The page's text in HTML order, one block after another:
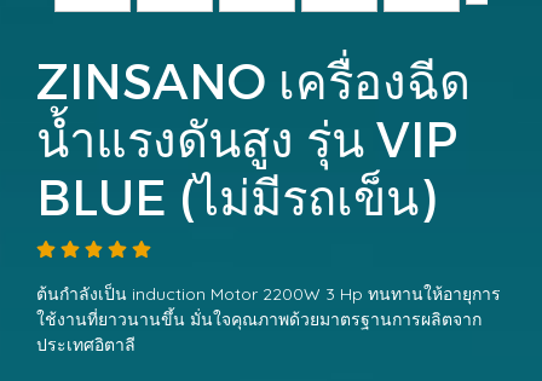
ZINSANO เครื่องฉีด
น้ำแรงดันสูง รุ่น VIP
BLUE (ไม่มีรถเข็น)
ต้นกำลังเป็น induction Motor 2200W 3 Hp ทนทานให้อายุการ
ใช้งานที่ยาวนานขึ้น มั่นใจคุณภาพด้วยมาตรฐานการผลิตจาก
ประเทศอิตาลี